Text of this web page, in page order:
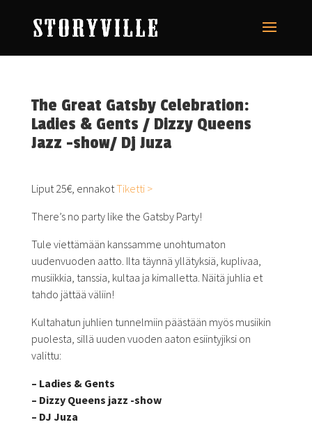
The Great Gatsby Celebration:
Ladies & Gents / Dizzy Queens
Jazz -show/ Dj Juza
Liput 25€, ennakotTiketti >
There’s no party like the Gatsby Party!
Tule viettämään kanssamme unohtumaton
uudenvuoden aatto. Ilta täynnä yllätyksiä, kuplivaa,
musiikkia, tanssia, kultaa ja kimalletta. Näitä juhlia et
tahdo jättää väliin!
Kultahatun juhlien tunnelmiin päästään myös musiikin
puolesta, sillä uuden vuoden aaton esiintyjiksi on
valittu:
– Ladies & Gents
– Dizzy Queens jazz -show
– DJ Juza